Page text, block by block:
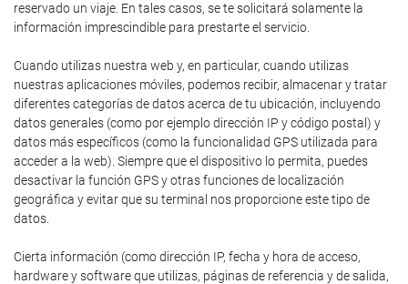
reservado un viaje. En tales casos, se te solicitará solamente la
información imprescindible para prestarte el servicio.
Cuando utilizas nuestra web y, en particular, cuando utilizas
nuestras aplicaciones móviles, podemos recibir, almacenar y tratar
diferentes categorías de datos acerca de tu ubicación, incluyendo
datos generales (como por ejemplo dirección IP y código postal) y
datos más específicos (como la funcionalidad GPS utilizada para
acceder a la web). Siempre que el dispositivo lo permita, puedes
desactivar la función GPS y otras funciones de localización
geográfica y evitar que su terminal nos proporcione este tipo de
datos.
Cierta información (como dirección IP, fecha y hora de acceso,
hardware y software que utilizas, páginas de referencia y de salida,